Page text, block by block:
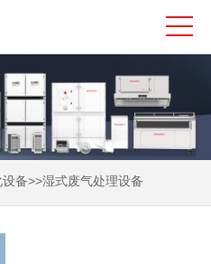
设备>>湿式废气处理设备